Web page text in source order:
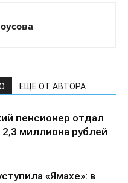
ЕЩЕ ОТ АВТОРА
пенсионер отдал
миллиона рублей
«Ямахе»: в